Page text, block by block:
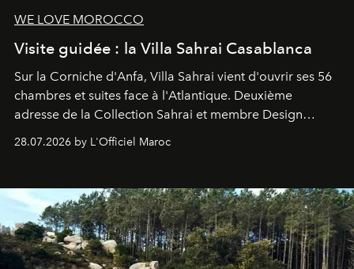
WE LOVE MOROCCO
Visite guidée : la Villa Sahrai Casablanca
Sur la Corniche d'Anfa, Villa Sahrai vient d'ouvrir ses 56
chambres et suites face à l'Atlantique. Deuxième
adresse de la Collection Sahrai et membre Design
Hotels, ce boutique-hôtel cinq étoiles signé Christophe
Pillet promet un lieu de vie complet. On y a déjeuné…
28.07.2026 by L'Officiel Maroc